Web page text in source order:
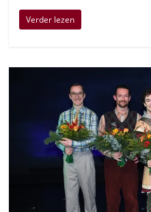
Verder lezen